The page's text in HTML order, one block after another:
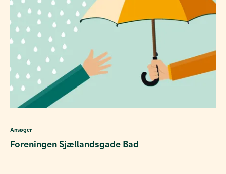
Ansøger
Foreningen Sjællandsgade Bad